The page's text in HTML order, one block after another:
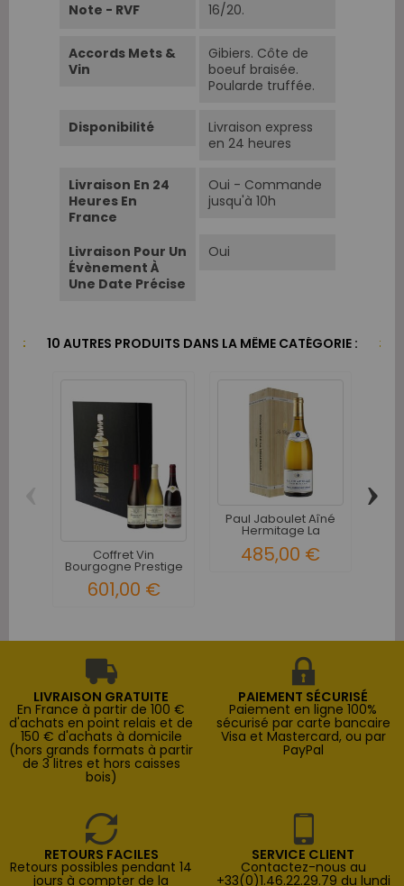
Note - RVF 16/20.
Accords Mets &
Vin
Gibiers. Côte de
boeuf braisée.
Poularde truffée.
Disponibilité
Livraison express
en 24 heures
Livraison En 24
Heures En
France
Oui - Commande
jusqu'à 10h
Livraison Pour Un
Évènement À
Une Date Précise
Oui
10 AUTRES PRODUITS DANS LA MÊME CATÉGORIE :
Coffret Vin
Bourgogne Prestige
Sélection 3...
601,00 €
Paul Jaboulet Aîné
Hermitage La
Chapelle...
485,00 €
›
LIVRAISON GRATUITE
En France à partir de 100 €
d'achats en point relais et de
150 € d'achats à domicile
(hors grands formats à partir
de 3 litres et hors caisses
bois)
PAIEMENT SÉCURISÉ
Paiement en ligne 100%
sécurisé par carte bancaire
Visa et Mastercard, ou par
PayPal
RETOURS FACILES
Retours possibles pendant 14
jours à compter de la
SERVICE CLIENT
Contactez-nous au
+33(0)1.46.22.29.79 du lundi